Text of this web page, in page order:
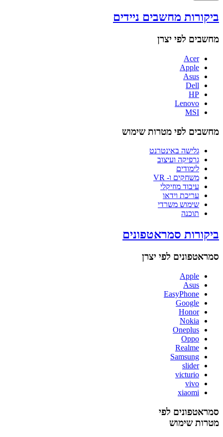
ביקורות מחשבים ניידים
מחשבים לפי יצרן
Acer
Apple
Asus
Dell
HP
Lenovo
MSI
מחשבים לפי מטרות שימוש
גלישה באינטרנט
גרפיקה ועיצוב
לימודים
משחקים ו- VR
עיבוד מוזיקלי
עריכת וידאו
שימוש משרדי
תוכנה
ביקורות סמראטפונים
סמראטפונים לפי יצרן
Apple
Asus
EasyPhone
Google
Honor
Nokia
Oneplus
Oppo
Realme
Samsung
slider
victurio
vivo
xiaomi
סמראטפונים לפי
מטרות שימוש